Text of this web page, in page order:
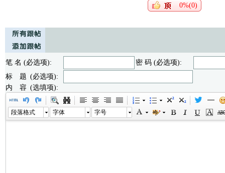
0%(0)
笔 名 (必选项):
密 码 (必选项):
标 题 (必选项):
内 容 (选填项):
段落格式 字体 字号